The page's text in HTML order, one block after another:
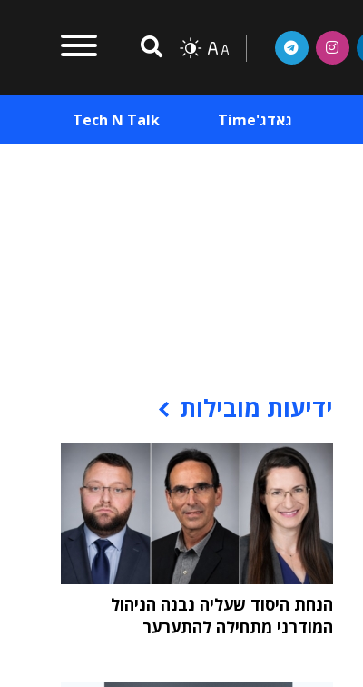
גאדג'Time Tech N Talk
ידיעות מובילות
הנחת היסוד שעליה נבנה הניהול
המודרני מתחילה להתערער